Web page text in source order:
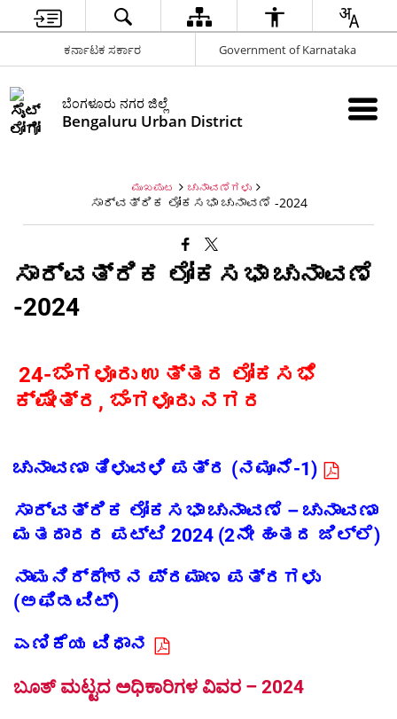
ಕರ್ನಾಟಕ ಸರ್ಕಾರ Government of Karnataka
ಬೆಂಗಳೂರು ನಗರ ಜಿಲ್ಲೆ
Bengaluru Urban District
ಮುಖಪುಟ ಚುನಾವಣೆಗಳು
ಸಾರ್ವತ್ರಿಕ ಲೋಕಸಭಾ ಚುನಾವಣೆ -2024
ಸಾರ್ವತ್ರಿಕ ಲೋಕಸಭಾ ಚುನಾವಣೆ
-2024
24-ಬೆಂಗಳೂರು ಉತ್ತರ ಲೋಕಸಭೆ
ಕ್ಷೇತ್ರ, ಬೆಂಗಳೂರು ನಗರ
ಚುನಾವಣಾ ತಿಳುವಳಿ ಪತ್ರ (ನಮೂನೆ-1)
ಸಾರ್ವತ್ರಿಕ ಲೋಕಸಭಾ ಚುನಾವಣೆ – ಚುನಾವಣಾ
ಮತದಾರರ ಪಟ್ಟಿ 2024 (2ನೇ ಹಂತದ ಜಿಲ್ಲೆ)
ನಾಮನಿರ್ದೇಶನ ಪ್ರಮಾಣ ಪತ್ರಗಳು
(ಅಫಿಡವಿಟ್)
ಎಣಿಕೆಯ ವಿಧಾನ
ಬೂತ್ ಮಟ್ಟದ ಅಧಿಕಾರಿಗಳ ವಿವರ – 2024